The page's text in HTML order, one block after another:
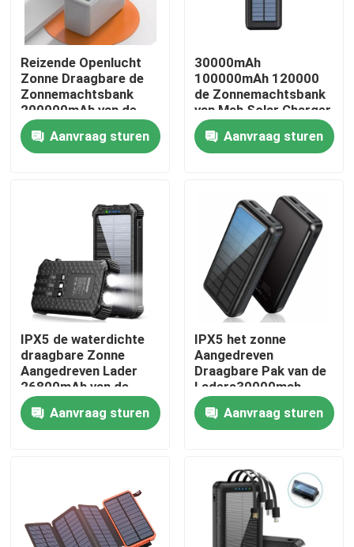
Thuis
Producten
Fabrieksreis
Kwaliteitscontrole
Contacteer ons
nieuws
draagbare krachtcentralegenerator
Zonnepaneelgenerator
Reizende Openlucht
Zonne Draagbare de
Zonnemachtsbank
200000mAh van de
Laders Grote
Capaciteit
Aanvraag sturen
30000mAh
100000mAh 120000
de Zonnemachtsbank
van Mah Solar Charger
Detachable Cable met
Sleutelkoord
Aanvraag sturen
IPX5 de waterdichte
draagbare Zonne
Aangedreven Lader
26800mAh van de
Machtsbank met 3
Ingebouwde Kabels
Aanvraag sturen
IPX5 het zonne
Aangedreven
Draagbare Pak van de
Laders30000mah
Batterij voor IPhone
Aanvraag sturen